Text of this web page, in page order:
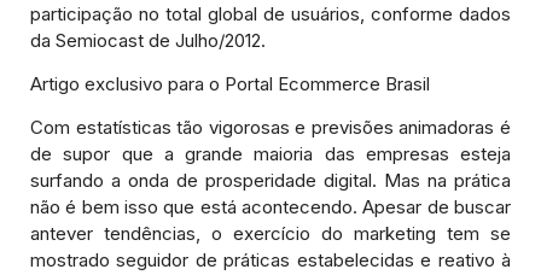
participação no total global de usuários, conforme dados
da Semiocast de Julho/2012.
Artigo exclusivo para o Portal Ecommerce Brasil
Com estatísticas tão vigorosas e previsões animadoras é
de supor que a grande maioria das empresas esteja
surfando a onda de prosperidade digital. Mas na prática
não é bem isso que está acontecendo. Apesar de buscar
antever tendências, o exercício do marketing tem se
mostrado seguidor de práticas estabelecidas e reativo à